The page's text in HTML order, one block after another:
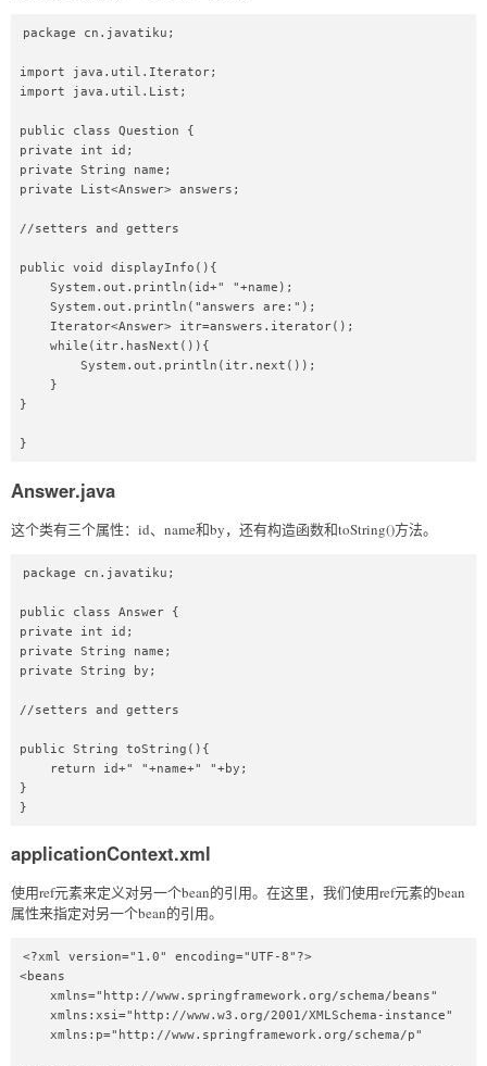
package cn.javatiku;
import java.util.Iterator;
import java.util.List;
public class Question {
private int id;
private String name;
private List<Answer> answers;
//setters and getters
public void displayInfo(){
}
Answer.java
这个类有三个属性：id、name和by，还有构造函数和toString()方法。
package cn.javatiku;
public class Answer {
private int id;
private String name;
private String by;
//setters and getters
public String toString(){
}
applicationContext.xml
使用ref元素来定义对另一个bean的引用。在这里，我们使用ref元素的bean
属性来指定对另一个bean的引用。
<?xml version="1.0" encoding="UTF-8"?>
<beans